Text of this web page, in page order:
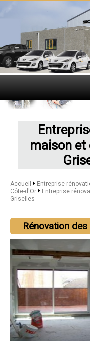
maison
Accueil
Entreprise
Côte-d'Or
Entreprise
Griselles
Rénovation